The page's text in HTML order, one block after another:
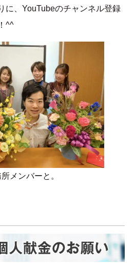
に、YouTubeのチャンネル登録
^^
メンバーと。